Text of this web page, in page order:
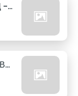
207. ШВЕПС БИТЕР ЛИМОН ПВЦ - 500МЛ.
209. ШВЕПС ВИШНА И ПИПЕР ПВЦ - 500МЛ.